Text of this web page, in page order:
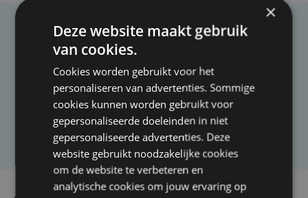
Taalfout opgemerkt?
artikel?
Laat het ons weten
×
Deze website maakt gebruik
van cookies.
Cookies worden gebruikt voor het
personaliseren van advertenties. Sommige
cookies kunnen worden gebruikt voor
gepersonaliseerde doeleinden in niet
gepersonaliseerde advertenties. Deze
website gebruikt noodzakelijke cookies
om de website te verbeteren en
analytische cookies om jouw ervaring op